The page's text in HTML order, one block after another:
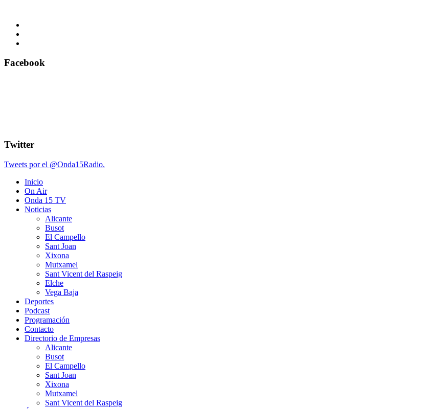
Facebook
Twitter
Tweets por el @Onda15Radio.
Inicio
On Air
Onda 15 TV
Noticias
Alicante
Busot
El Campello
Sant Joan
Xixona
Mutxamel
Sant Vicent del Raspeig
Elche
Vega Baja
Deportes
Podcast
Programación
Contacto
Directorio de Empresas
Alicante
Busot
El Campello
Sant Joan
Xixona
Mutxamel
Sant Vicent del Raspeig